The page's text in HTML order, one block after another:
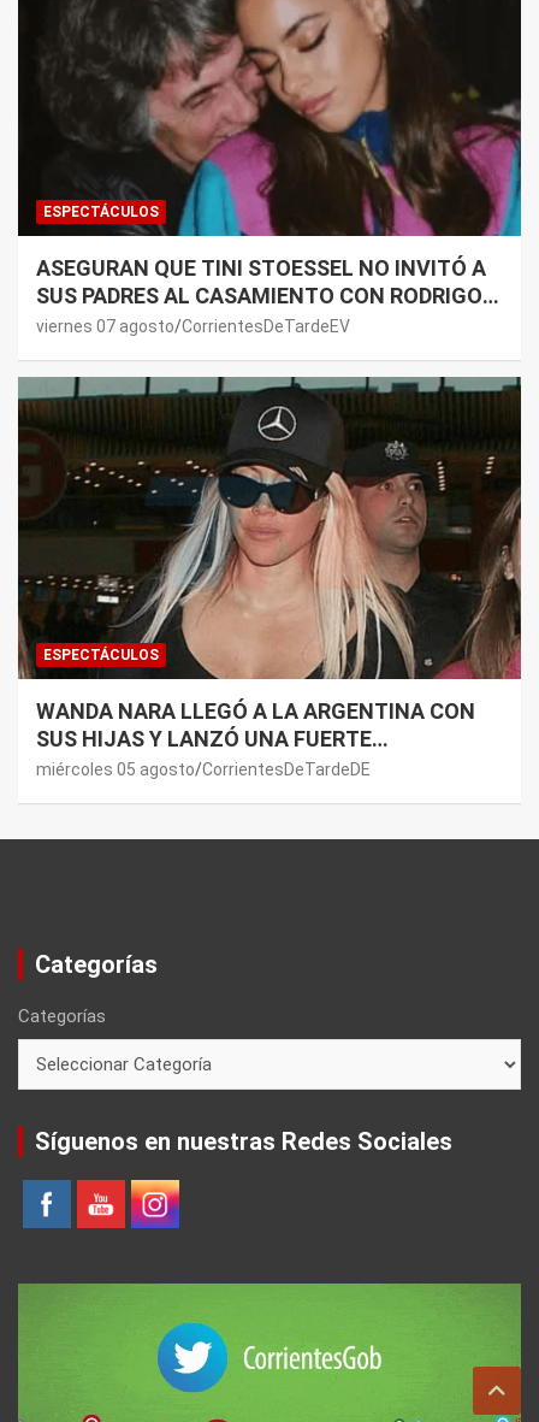
ESPECTÁCULOS
ASEGURAN QUE TINI STOESSEL NO INVITÓ A
SUS PADRES AL CASAMIENTO CON RODRIGO
DE PAUL: LOS MOTIVOS
viernes 07 agosto CorrientesDeTardeEV
ESPECTÁCULOS
WANDA NARA LLEGÓ A LA ARGENTINA CON
SUS HIJAS Y LANZÓ UNA FUERTE
PREMONICIÓN SOBRE MAURO ICARDI
miércoles 05 agosto CorrientesDeTardeDE
Categorías
Categorías
Síguenos en nuestras Redes Sociales